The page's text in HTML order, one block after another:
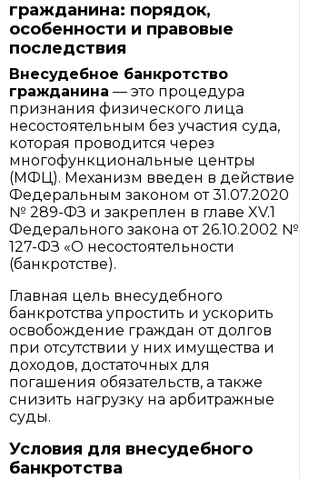
гражданина: порядок,
особенности и правовые
последствия
Внесудебное банкротство
гражданина — это процедура
признания физического лица
несостоятельным без участия суда,
которая проводится через
многофункциональные центры
(МФЦ). Механизм введен в действие
Федеральным законом от 31.07.2020
№ 289-ФЗ и закреплен в главе XV.1
Федерального закона от 26.10.2002 №
127-ФЗ «О несостоятельности
(банкротстве).
Главная цель внесудебного
банкротства упростить и ускорить
освобождение граждан от долгов
при отсутствии у них имущества и
доходов, достаточных для
погашения обязательств, а также
снизить нагрузку на арбитражные
суды.
Условия для внесудебного
банкротства